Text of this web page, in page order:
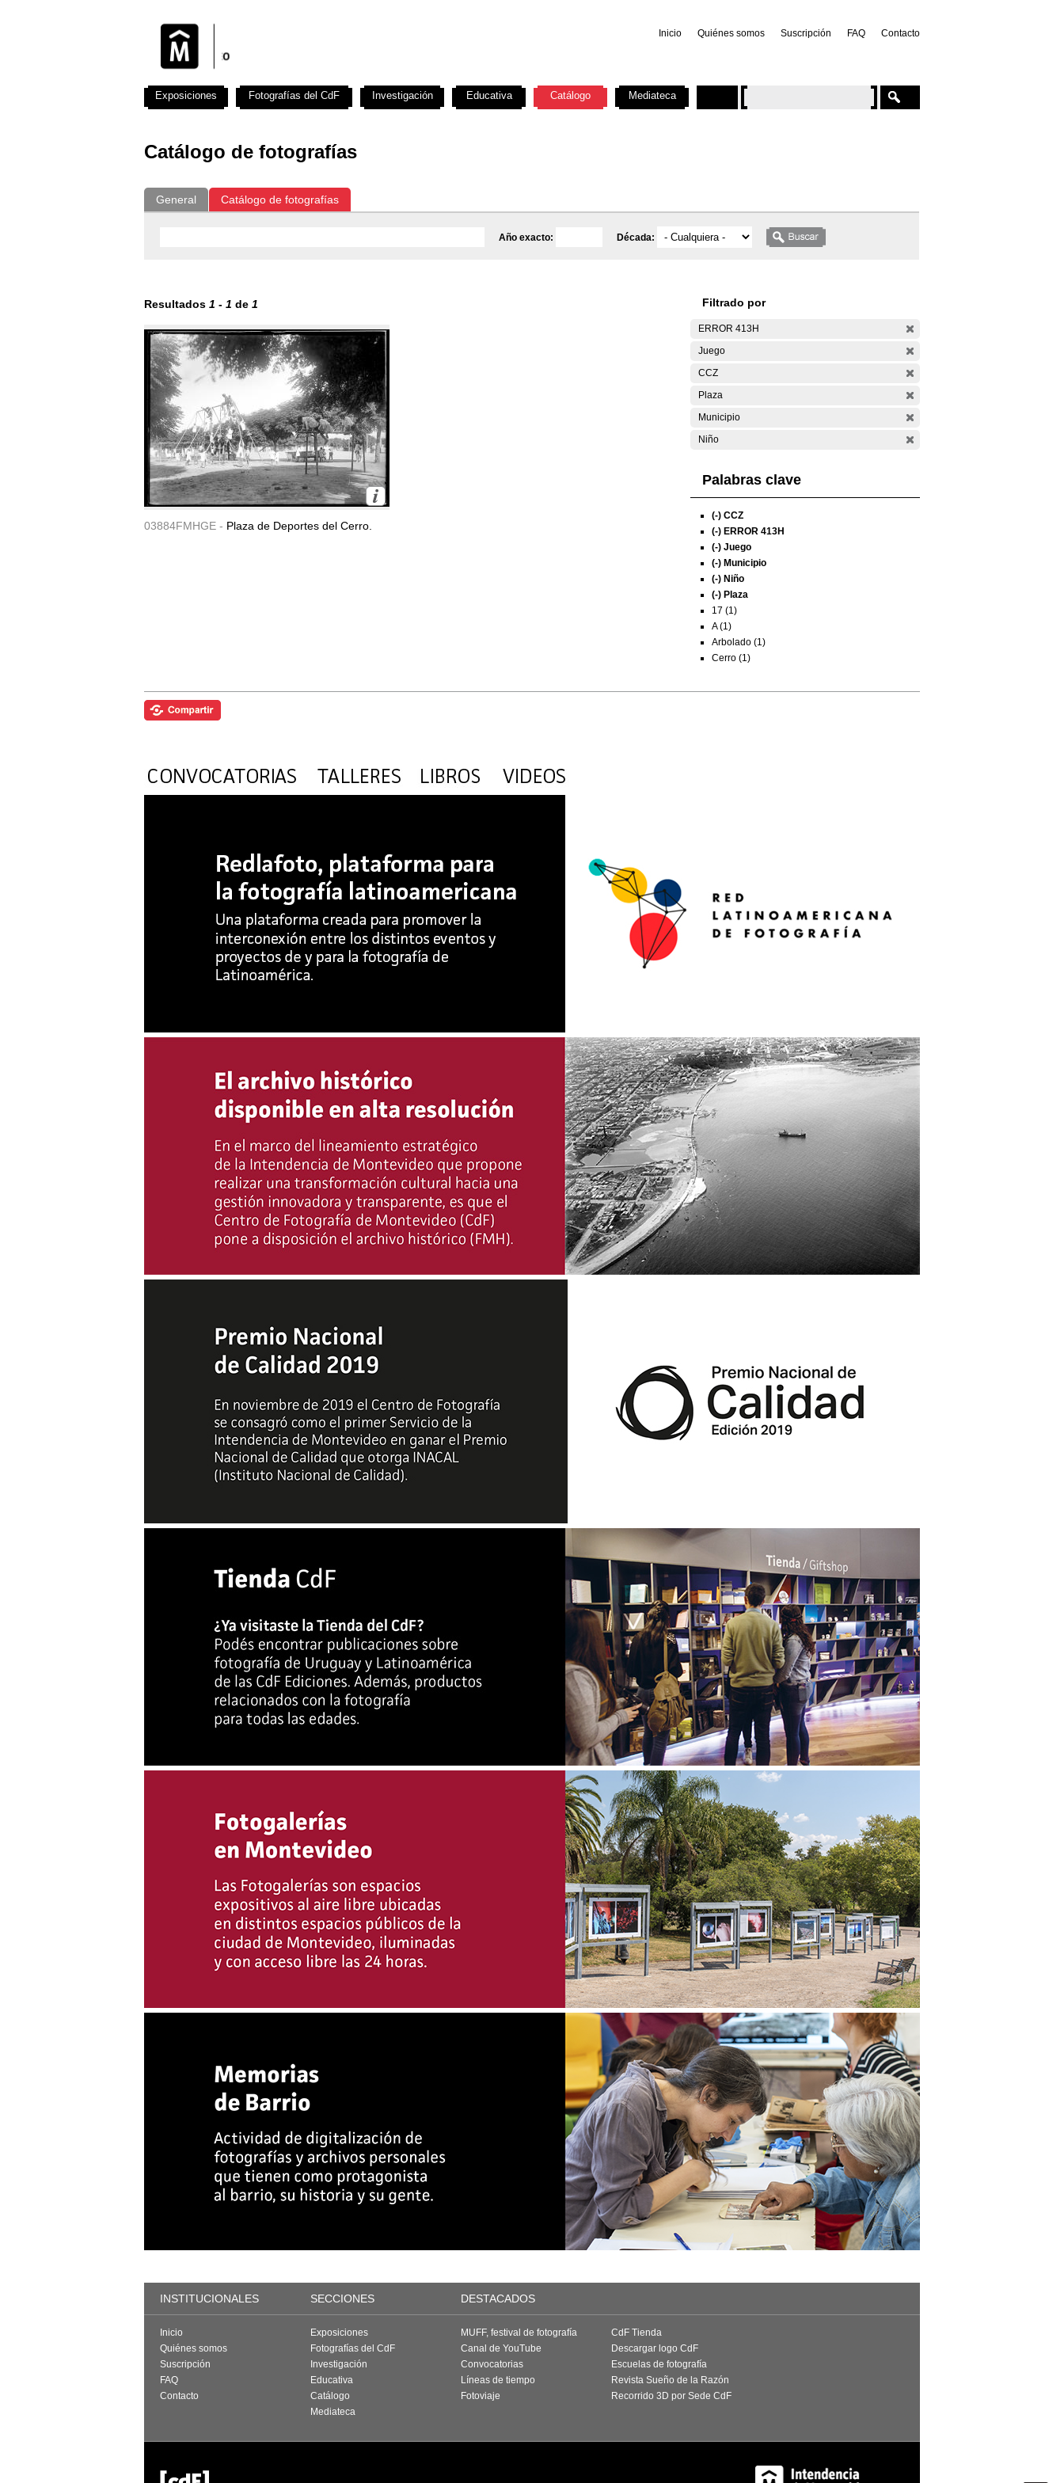
Inicio Quiénes somos Suscripción FAQ Contacto
Catálogo de fotografías
General Catálogo de fotografías
Año exacto: Década:
Resultados 1 - 1 de 1
03884FMHGE - Plaza de Deportes del Cerro.
Filtrado por
ERROR 413H
Juego
CCZ
Plaza
Municipio
Niño
Palabras clave
(-) CCZ
(-) ERROR 413H
(-) Juego
(-) Municipio
(-) Niño
(-) Plaza
17 (1)
A (1)
Arbolado (1)
Cerro (1)
Exposiciones Fotografías del CdF Investigación Educativa Catálogo Mediateca
INSTITUCIONALES SECCIONES DESTACADOS
Inicio
Quiénes somos
Suscripción
FAQ
Contacto
Exposiciones
Fotografías del CdF
Investigación
Educativa
Catálogo
Mediateca
MUFF, festival de fotografía
Canal de YouTube
Convocatorias
Líneas de tiempo
Fotoviaje
CdF Tienda
Descargar logo CdF
Escuelas de fotografía
Revista Sueño de la Razón
Recorrido 3D por Sede CdF